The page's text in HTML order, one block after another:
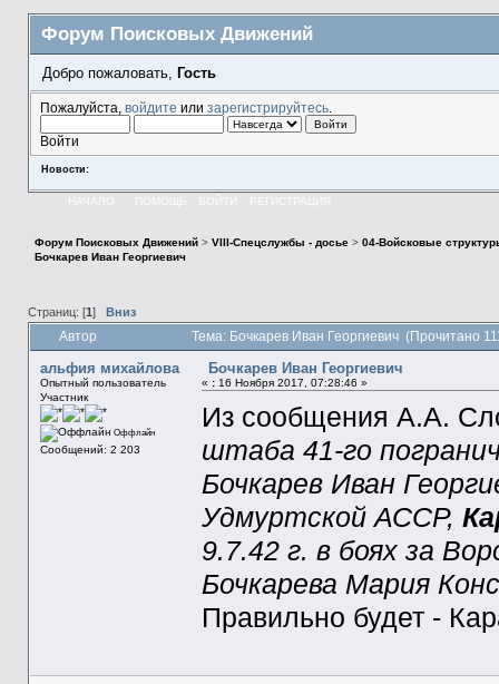
Форум Поисковых Движений
Добро пожаловать, Гость
Пожалуйста, войдите или зарегистрируйтесь.
Войти
Новости:
НАЧАЛО ПОМОЩЬ ВОЙТИ РЕГИСТРАЦИЯ
Форум Поисковых Движений> VIII-Спецслужбы - досье> 04-Войсковые
Бочкарев Иван Георгиевич
Страниц: [1 ] Вниз
Автор Тема: Бочкарев Иван Георгиевич (Прочитано
альфия михайлова
Опытный пользователь
Участник
Оффлайн
Сообщений: 2 203
Бочкарев Иван Георгиевич
« :16 Ноября 2017, 07:28:46 »
Из сообщения А.А.
штаба 41-го
Бочкарев Иван
Удмуртской АССР,
9.7.42 г. в боях за
Бочкарева Мария
Правильно будет -